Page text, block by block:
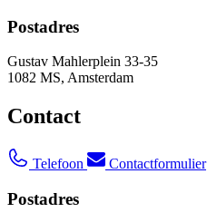
Postadres
Gustav Mahlerplein 33-35
1082 MS, Amsterdam
Contact
Telefoon Contactformulier
Postadres